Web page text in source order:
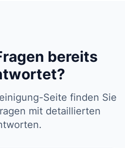
bereits
Seite finden Sie
mit detaillierten